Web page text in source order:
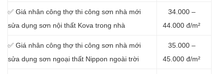
✅ Giá nhân công thợ thi công sơn nhà mới
sửa dụng sơn nội thất Kova trong nhà
34.000 –
44.000 đ/m²
✅ Giá nhân công thợ thi công sơn nhà mới
sửa dụng sơn ngoại thất Nippon ngoài trời
35.000 –
45.000 đ/m²